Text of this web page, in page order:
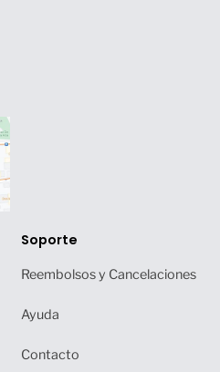
Soporte
Reembolsos y Cancelaciones
Ayuda
Contacto